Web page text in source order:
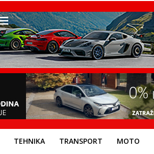
TEHNIKA TRANSPORT MOTO